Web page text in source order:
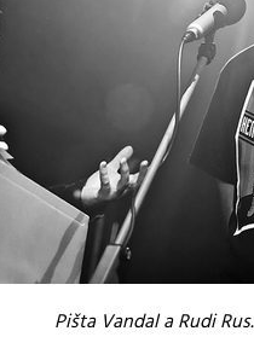
Pišta Vandal a Rudi Rus.